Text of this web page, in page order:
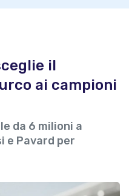
il
ai campioni
da 6 milioni a
e Pavard per